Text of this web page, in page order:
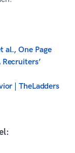
al., One Page
| TheLadders